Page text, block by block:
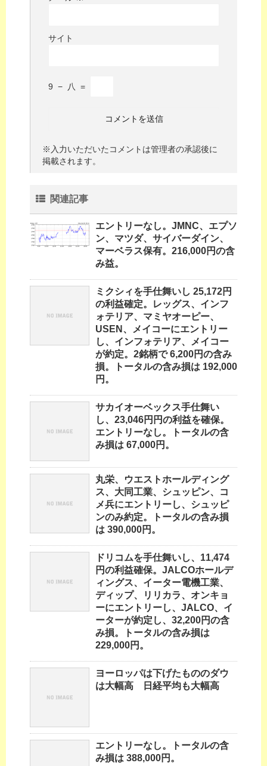
サイト
9 − 八 =
※入力いただいたコメントは管理者の承認後に
掲載されます。
関連記事
エントリーなし。JMNC、エプソ
ン、マツダ、サイバーダイン、
マーベラス保有。216,000円の含
み益。
ミクシィを手仕舞いし 25,172円
の利益確定。レッグス、インフ
ォテリア、マミヤオーピー、
USEN、メイコーにエントリー
し、インフォテリア、メイコー
が約定。2銘柄で 6,200円の含み
損。トータルの含み損は 192,000
円。
サカイオーベックス手仕舞い
し、23,046円円の利益を確保。
エントリーなし。トータルの含
み損は 67,000円。
丸栄、ウエストホールディング
ス、大同工業、シュッピン、コ
メ兵にエントリーし、シュッピ
ンのみ約定。トータルの含み損
は 390,000円。
ドリコムを手仕舞いし、11,474
円の利益確保。JALCOホールデ
ィングス、イーター電機工業、
ディップ、リリカラ、オンキョ
ーにエントリーし、JALCO、イ
ーターが約定し、32,200円の含
み損。トータルの含み損は
229,000円。
ヨーロッパは下げたもののダウ
は大幅高 日経平均も大幅高
エントリーなし。トータルの含
み損は 388,000円。